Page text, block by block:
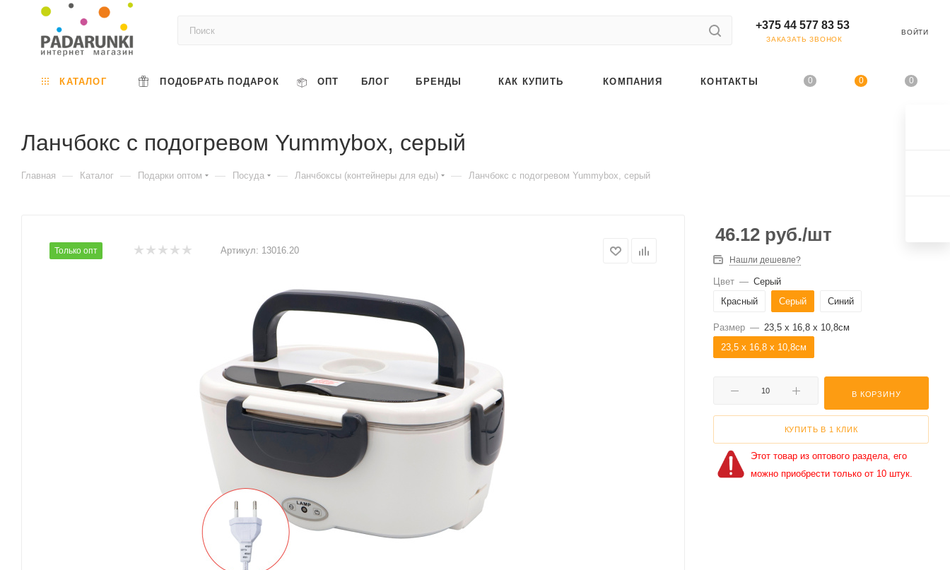
+375 44 577 83 53
ЗАКАЗАТЬ ЗВОНОК
ВОЙТИ
0 0 0
КАТАЛОГ ПОДОБРАТЬ ПОДАРОК ОПТ БЛОГ БРЕНДЫ КАК КУПИТЬ КОМПАНИЯ КОНТАКТЫ
Ланчбокс с подогревом Yummybox, серый
Главная — Каталог — Подарки оптом — Посуда — Ланчбоксы (контейнеры для еды) — Ланчбокс с подогревом Yummybox, серый
Только опт Артикул: 13016.20
46.12 руб./шт
Нашли дешевле?
Цвет — Серый
Красный
Серый Синий
Размер — 23,5 x 16,8 x 10,8см
23,5 x 16,8 x 10,8см
В КОРЗИНУ
КУПИТЬ В 1 КЛИК
Этот товар из оптового раздела, его
можно приобрести только от 10 штук.